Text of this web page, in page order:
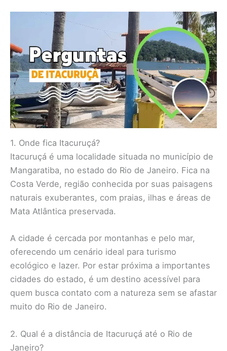
1. Onde fica Itacuruçá?
Itacuruçá é uma localidade situada no município de
Mangaratiba, no estado do Rio de Janeiro. Fica na
Costa Verde, região conhecida por suas paisagens
naturais exuberantes, com praias, ilhas e áreas de
Mata Atlântica preservada.
A cidade é cercada por montanhas e pelo mar,
oferecendo um cenário ideal para turismo
ecológico e lazer. Por estar próxima a importantes
cidades do estado, é um destino acessível para
quem busca contato com a natureza sem se afastar
muito do Rio de Janeiro.
2. Qual é a distância de Itacuruçá até o Rio de
Janeiro?